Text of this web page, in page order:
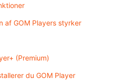
af GOM Players styrker
(Premium)
du GOM Player